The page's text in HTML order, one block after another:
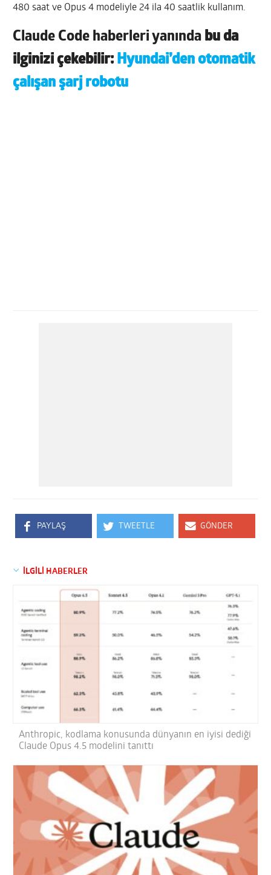
480 saat ve Opus 4 modeliyle 24 ila 40 saatlik kullanım.
Claude Code haberleri yanında bu da
ilginizi çekebilir: Hyundai’den otomatik
çalışan şarj robotu
PAYLAŞ TWEETLE GÖNDER
İLGİLİ HABERLER
Anthropic, kodlama konusunda dünyanın en iyisi dediği
Claude Opus 4.5 modelini tanıttı